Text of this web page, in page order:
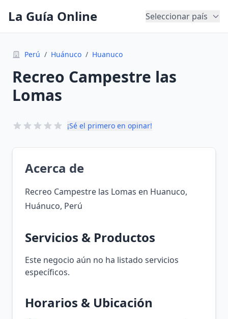
La Guía Online Seleccionar país
Perú / Huánuco / Huanuco
Recreo Campestre las
Lomas
¡Sé el primero en opinar!
Acerca de
Recreo Campestre las Lomas en Huanuco,
Huánuco, Perú
Servicios & Productos
Este negocio aún no ha listado servicios
específicos.
Horarios & Ubicación